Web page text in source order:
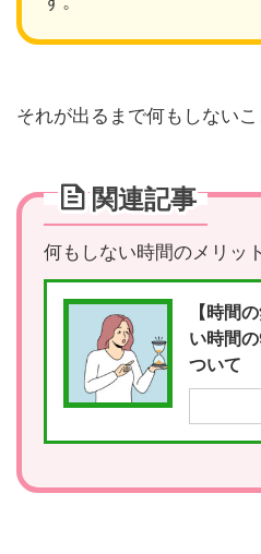
それが出るまで何もしないこ
関連記事
何もしない時間のメリッ
【時間
い時間
ついて